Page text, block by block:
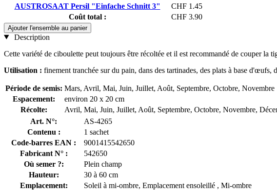
AUSTROSAAT Persil "Einfache Schnitt 3"
CHF 1.45
Coût total :
CHF 3.90
Ajouter l'ensemble au panier
Description
Cette variété de ciboulette peut toujours être récoltée et il est recommandé de couper la
Utilisation : finement tranchée sur du pain, dans des tartinades, des plats à base d'œufs,
Période de semis: Mars, Avril, Mai, Juin, Juillet, Août, Septembre, Octobre, Novembre
Espacement:
environ 20 x 20 cm
Récolte:
Avril, Mai, Juin, Juillet, Août, Septembre, Octobre, Novembre,
Art. N°:
AS-4265
Contenu :
1 sachet
Code-barres EAN :
9001415542650
Fabricant N° :
542650
Où semer ?:
Plein champ
Hauteur:
30 à 60 cm
Emplacement:
Soleil à mi-ombre, Emplacement ensoleillé , Mi-ombre